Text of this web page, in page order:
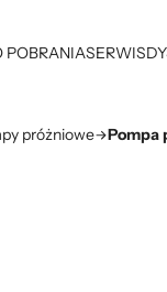
POBRANIASERWIS
próżniowe Pompa